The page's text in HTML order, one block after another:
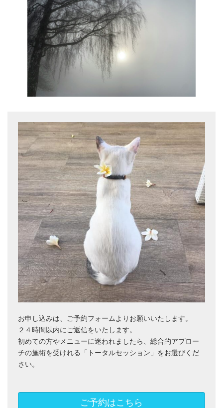
お申し込みは、ご予約フォームよりお願いいたします。
２４時間以内にご返信をいたします。
初めての方やメニューに迷われましたら、総合的アプロー
チの施術を受けれる「トータルセッション」をお選びくだ
さい。
ご予約はこちら